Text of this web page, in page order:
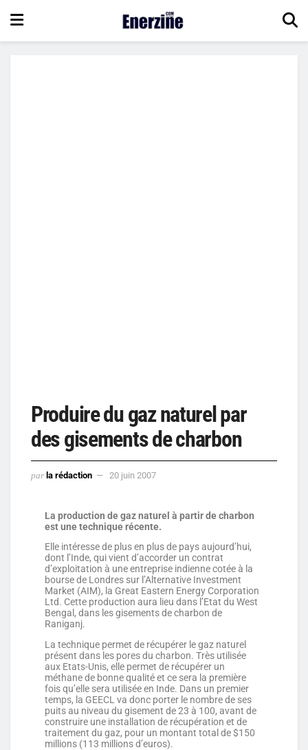
Produire du gaz naturel par
des gisements de charbon
par la rédaction 20 juin 2007
La production de gaz naturel à partir de charbon
est une technique récente.
Elle intéresse de plus en plus de pays aujourd’hui,
dont l’Inde, qui vient d’accorder un contrat
d’exploitation à une entreprise indienne cotée à la
bourse de Londres sur l’Alternative Investment
Market (AIM), la Great Eastern Energy Corporation
Ltd. Cette production aura lieu dans l’Etat du West
Bengal, dans les gisements de charbon de
Raniganj.
La technique permet de récupérer le gaz naturel
présent dans les pores du charbon. Très utilisée
aux Etats-Unis, elle permet de récupérer un
méthane de bonne qualité et ce sera la première
fois qu’elle sera utilisée en Inde. Dans un premier
temps, la GEECL va donc porter le nombre de ses
puits au niveau du gisement de 23 à 100, avant de
construire une installation de récupération et de
traitement du gaz, pour un montant total de $150
millions (113 millions d’euros).